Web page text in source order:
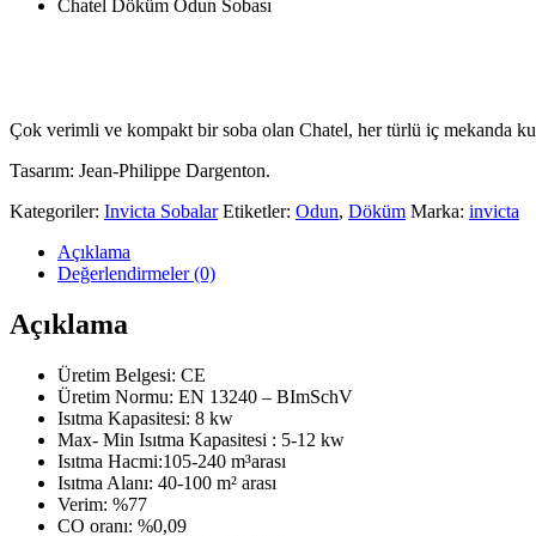
Chatel Döküm Odun Sobası
Çok verimli ve kompakt bir soba olan Chatel, her türlü iç mekanda
Tasarım: Jean-Philippe Dargenton.
Kategoriler: Invicta Sobalar Etiketler: Odun, Döküm Marka: invicta
Açıklama
Değerlendirmeler (0)
Açıklama
Üretim Belgesi: CE
Üretim Normu: EN 13240 – BImSchV
Isıtma Kapasitesi: 8 kw
Max- Min Isıtma Kapasitesi : 5-12 kw
Isıtma Hacmi:105-240 m³arası
Isıtma Alanı: 40-100 m² arası
Verim: %77
CO oranı: %0,09